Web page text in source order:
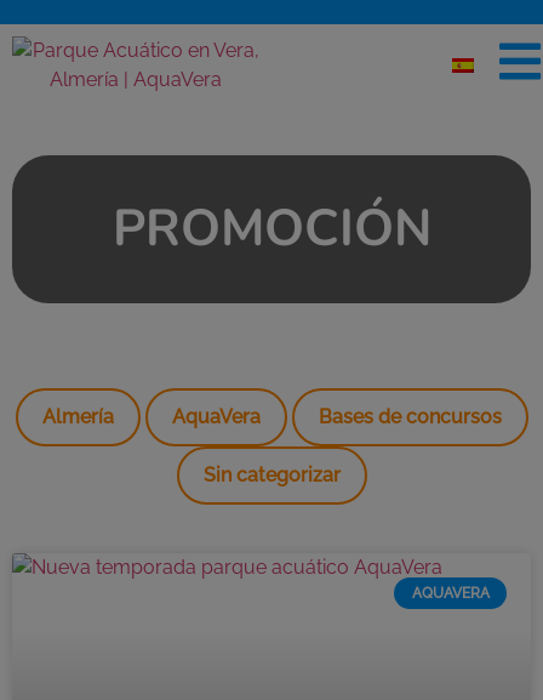
PROMOCIÓN
Almería AquaVera Bases de concursos
Sin categorizar
AQUAVERA